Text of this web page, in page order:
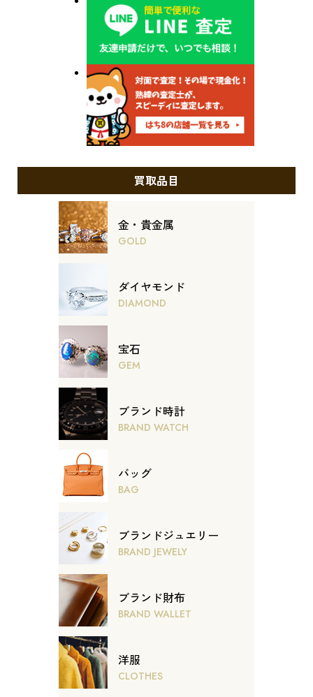
買取品目
金・貴金属
GOLD
ダイヤモンド
DIAMOND
宝石
GEM
ブランド時計
BRAND WATCH
バッグ
BAG
ブランドジュエリー
BRAND JEWELY
ブランド財布
BRAND WALLET
洋服
CLOTHES